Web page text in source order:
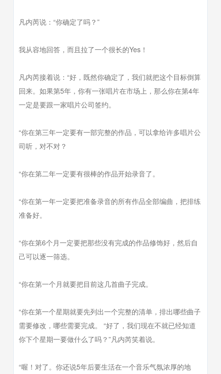
凡内芮说：“你确定了吗？”
我从容地回答，而且拉了一个很长的Yes！
凡内芮接着说：“好，既然你确定了，我们就把这个目标倒算
回来。如果第5年，你有一张唱片在市场上，那么你在第4年
一定是要跟一家唱片公司签约。
“你在第三年一定要有一部完整的作品，可以拿给许多唱片公
司听，对不对？
“你在第二年一定要有很棒的作品开始录音了。
“你在第一年一定要把准备录音的所有作品全部编曲，把排练
准备好。
“你在第6个月一定要把那些没有完成的作品修饰好，然后自
己可以逐一筛选。
“你在第一个月就要把目前这几首曲子完成。
“你在第一个星期就要先列出一个完整的清单，排出哪些曲子
需要修改，哪些需要完成。 “好了，我们现在不就已经知道
你下个星期一要做什么了吗？”凡内芮笑着说。
“喔！对了。你还说5年后要生活在一个音乐气氛浓厚的地